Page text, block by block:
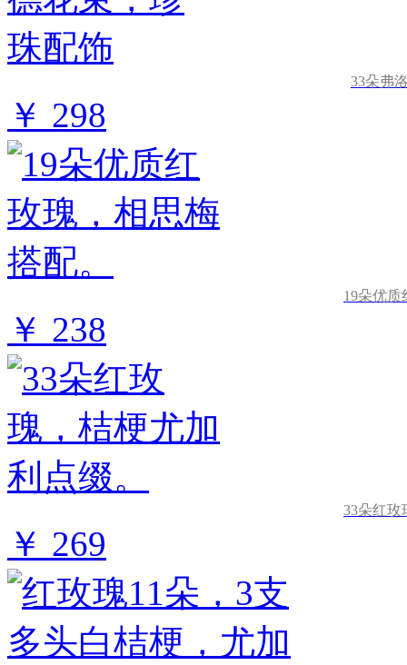
33朵弗
￥ 298
19朵优
￥ 238
33朵红玫
￥ 269